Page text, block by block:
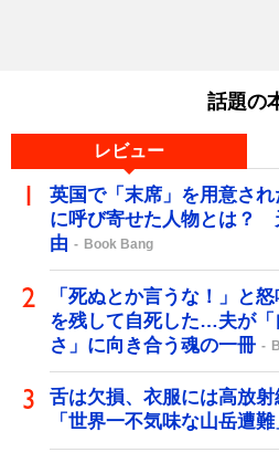
話題の
レビュー
英国で「末席」を用意され
に呼び寄せた人物とは？
由
Book Bang
「死ぬとか言うな！」と
を残して自死した…夫が
さ」に向き合う魂の一冊
舌は欠損、衣服には高放
「世界一不気味な山岳遭